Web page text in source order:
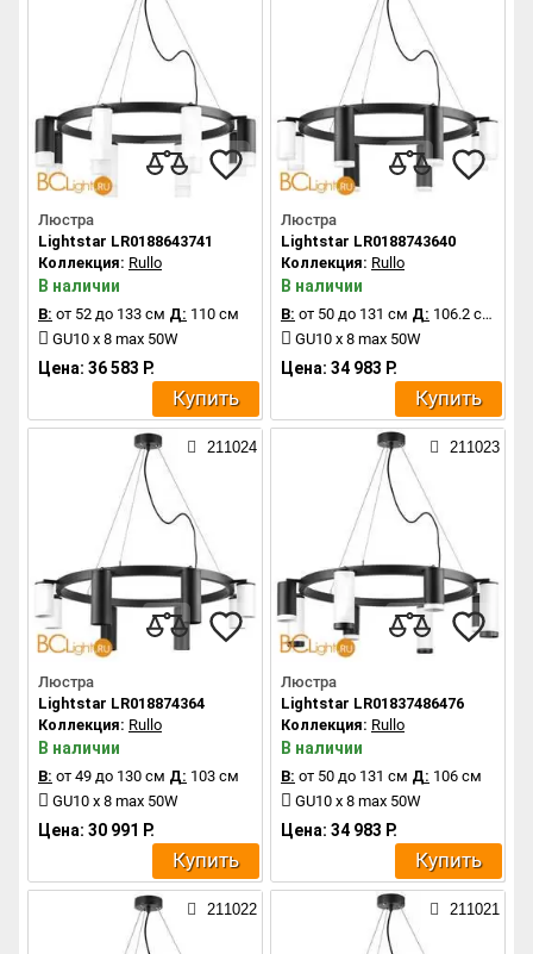
Люстра
Lightstar LR0188643741
Коллекция: Rullo
В наличии
В: от 52 до 133 см Д: 110 см
GU10 x 8 max 50W
Цена: 36 583 Р.
Купить
Люстра
Lightstar LR0188743640
Коллекция: Rullo
В наличии
В: от 50 до 131 см Д: 106.2 см
GU10 x 8 max 50W
Цена: 34 983 Р.
Купить
211024
Люстра
Lightstar LR018874364
Коллекция: Rullo
В наличии
В: от 49 до 130 см Д: 103 см
GU10 x 8 max 50W
Цена: 30 991 Р.
Купить
211023
Люстра
Lightstar LR01837486476
Коллекция: Rullo
В наличии
В: от 50 до 131 см Д: 106 см
GU10 x 8 max 50W
Цена: 34 983 Р.
Купить
211022 211021